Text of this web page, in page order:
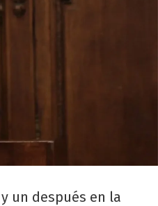
un después en la